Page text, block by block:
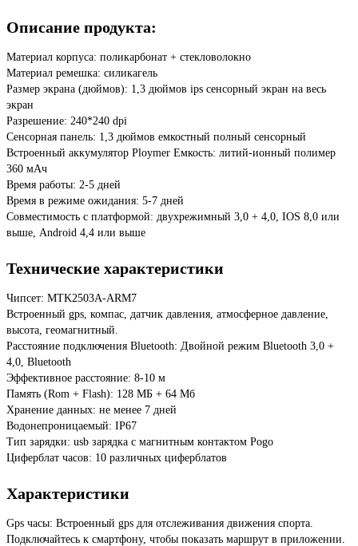
Описание продукта:
Материал корпуса: поликарбонат + стекловолокно
Материал ремешка: силикагель
Размер экрана (дюймов): 1,3 дюймов ips сенсорный экран на весь
экран
Разрешение: 240*240 dpi
Сенсорная панель: 1,3 дюймов емкостный полный сенсорный
Встроенный аккумулятор Ploymer Емкость: литий-ионный полимер
360 мАч
Время работы: 2-5 дней
Время в режиме ожидания: 5-7 дней
Совместимость с платформой: двухрежимный 3,0 + 4,0, IOS 8,0 или
выше, Android 4,4 или выше
Технические характеристики
Чипсет: MTK2503A-ARM7
Встроенный gps, компас, датчик давления, атмосферное давление,
высота, геомагнитный.
Расстояние подключения Bluetooth: Двойной режим Bluetooth 3,0 +
4,0, Bluetooth
Эффективное расстояние: 8-10 м
Память (Rom + Flash): 128 МБ + 64 Мб
Хранение данных: не менее 7 дней
Водонепроницаемый: IP67
Тип зарядки: usb зарядка с магнитным контактом Pogo
Циферблат часов: 10 различных циферблатов
Характеристики
Gps часы: Встроенный gps для отслеживания движения спорта.
Подключайтесь к смартфону, чтобы показать маршрут в приложении.